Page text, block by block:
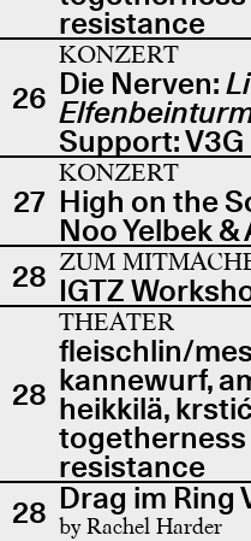
resistance
26
KONZERT
Die Nerven:
Support: V3G
27
KONZERT
High on the
Noo Yelbek
28 ZUM
IGTZ
28
THEATER
fleischlin/
kannewurf,
heikkilä,
togetherness
resistance
28 Drag im Ring
by Rachel Harder